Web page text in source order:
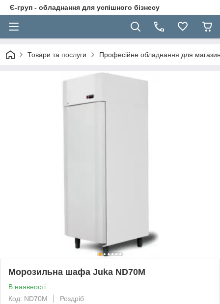
Є-груп - обладнання для успішного бізнесу
Товари та послуги Професійне обладнання для
Морозильна шафа Juka ND70М
В наявності
Код: ND70М
Роздріб